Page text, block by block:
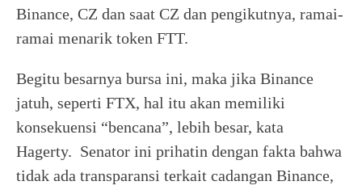
Binance, CZ dan saat CZ dan pengikutnya, ramai-
ramai menarik token FTT.
Begitu besarnya bursa ini, maka jika Binance
jatuh, seperti FTX, hal itu akan memiliki
konsekuensi “bencana”, lebih besar, kata
Hagerty. Senator ini prihatin dengan fakta bahwa
tidak ada transparansi terkait cadangan Binance,